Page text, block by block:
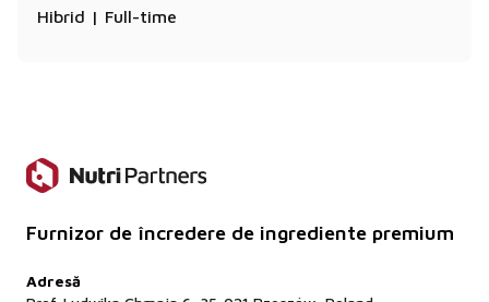
Hibrid | Full-time
Furnizor de încredere de ingrediente premium
Adresă